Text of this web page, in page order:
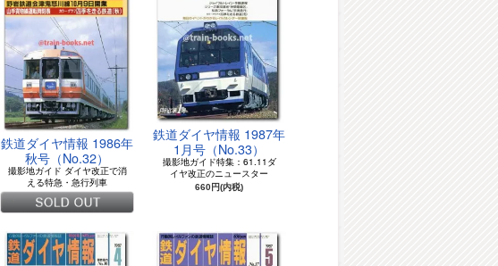
鉄道ダイヤ情報 1986年
秋号（No.32）
撮影地ガイド ダイヤ改正で消
える特急・急行列車
鉄道ダイヤ情報 1987年
1月号（No.33）
撮影地ガイド特集：61.11ダ
イヤ改正のニュースター
660円(内税)